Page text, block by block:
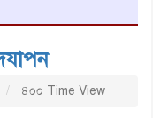
৪০০ Time View